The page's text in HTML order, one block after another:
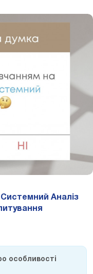
Системний Аналіз
особливості